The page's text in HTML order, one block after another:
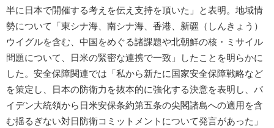
半に日本で開催する考えを伝え支持を頂いた」と表明。地域情
勢について「東シナ海、南シナ海、香港、新疆（しんきょう）
ウイグルを含む、中国をめぐる諸課題や北朝鮮の核・ミサイル
問題について、日米の緊密な連携で一致」したことを明らかに
した。安全保障関連では「私から新たに国家安全保障戦略など
を策定し、日本の防衛力を抜本的に強化する決意を表明し、バ
イデン大統領から日米安保条約第五条の尖閣諸島への適用を含
む揺るぎない対日防衛コミットメントについて発言があった」